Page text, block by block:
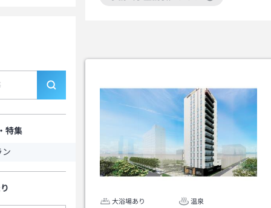
特集
ン
大浴場あり 温泉